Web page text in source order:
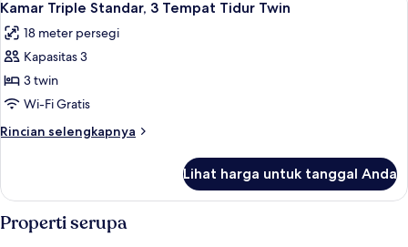
Standar,
Tempat
Tidur
semua
foto
untuk
Kamar
Triple
Standar,
3
Tidur
Twin
5
Kamar Triple Standar, 3 Tempat Tidur Twin
18 meter persegi
Kapasitas 3
3 twin
Wi-Fi Gratis
Rincian selengkapnya
Rincian
Kamar
Triple
Standar,
Lihat harga untuk tanggal Anda
Properti serupa